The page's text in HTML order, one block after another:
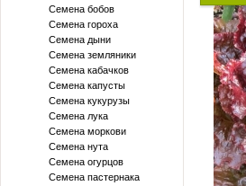
Семена бобов
Семена гороха
Семена дыни
Семена земляники
Семена кабачков
Семена капусты
Семена кукурузы
Семена лука
Семена моркови
Семена нута
Семена огурцов
Семена пастернака